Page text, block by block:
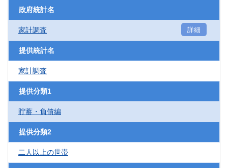
政府統計名
家計調査 詳細
提供統計名
家計調査
提供分類1
貯蓄・負債編
提供分類2
二人以上の世帯